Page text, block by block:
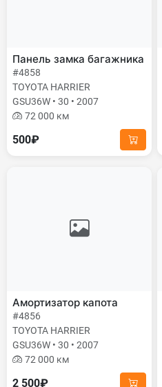
Панель замка багажника
#4858
TOYOTA HARRIER
GSU36W • 30 • 2007
72 000 км
500₽
Амортизатор капота
#4856
TOYOTA HARRIER
GSU36W • 30 • 2007
72 000 км
2 500₽